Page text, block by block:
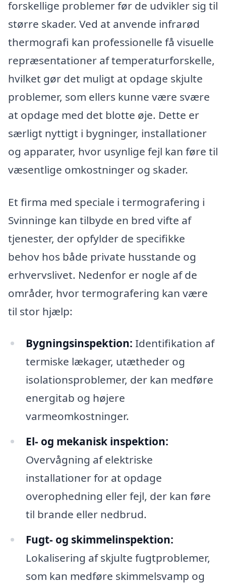
forskellige problemer før de udvikler sig til
større skader. Ved at anvende infrarød
thermografi kan professionelle få visuelle
repræsentationer af temperaturforskelle,
hvilket gør det muligt at opdage skjulte
problemer, som ellers kunne være svære
at opdage med det blotte øje. Dette er
særligt nyttigt i bygninger, installationer
og apparater, hvor usynlige fejl kan føre til
væsentlige omkostninger og skader.
Et firma med speciale i termografering i
Svinninge kan tilbyde en bred vifte af
tjenester, der opfylder de specifikke
behov hos både private husstande og
erhvervslivet. Nedenfor er nogle af de
områder, hvor termografering kan være
til stor hjælp:
Bygningsinspektion: Identifikation af
termiske lækager, utætheder og
isolationsproblemer, der kan medføre
energitab og højere
varmeomkostninger.
El- og mekanisk inspektion:
Overvågning af elektriske
installationer for at opdage
overophedning eller fejl, der kan føre
til brande eller nedbrud.
Fugt- og skimmelinspektion:
Lokalisering af skjulte fugtproblemer,
som kan medføre skimmelsvamp og